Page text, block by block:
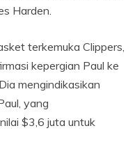
Harden.
terkemuka Clippers,
kepergian Paul ke
mengindikasikan
yang
$3,6 juta untuk